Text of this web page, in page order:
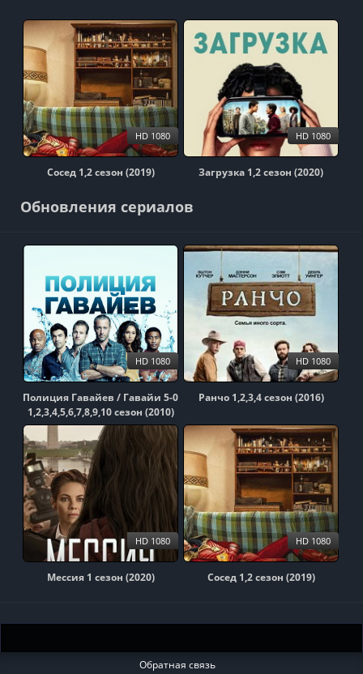
Сосед 1,2 сезон (2019)
HD 1080
Загрузка 1,2 сезон (2020)
HD 1080
Обновления сериалов
Полиция Гавайев / Гавайи 5-0
1,2,3,4,5,6,7,8,9,10 сезон (2010)
HD 1080
Ранчо 1,2,3,4 сезон (2016)
HD 1080
Мессия 1 сезон (2020)
HD 1080
Сосед 1,2 сезон (2019)
HD 1080
Обратная связь